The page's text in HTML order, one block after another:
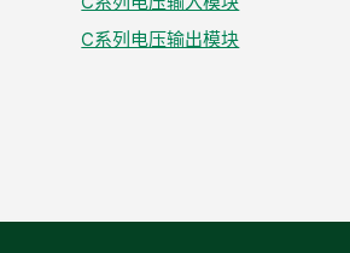
C系列电压输出模块